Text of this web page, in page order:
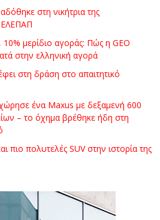
στη νικήτρια της
ΕΛΕΠΑΠ
μερίδιο αγοράς: Πώς η GEO
στην ελληνική αγορά
στη δράση στο απαιτητικό
ένα Maxus με δεξαμενή 600
– το όχημα βρέθηκε ήδη στη
πιο πολυτελές SUV στην ιστορία της